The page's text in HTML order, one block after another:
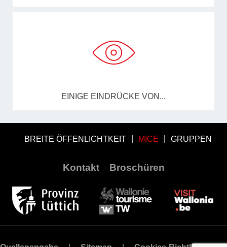
EINIGE EINDRÜCKE VON...
BREITE ÖFFENLICHTKEIT MICE GRUPPEN
Kontakt Broschüren